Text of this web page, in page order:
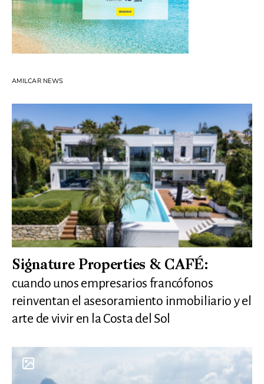
AMILCAR NEWS
Signature Properties & CAFÉ:
cuando unos empresarios francófonos
reinventan el asesoramiento inmobiliario y el
arte de vivir en la Costa del Sol